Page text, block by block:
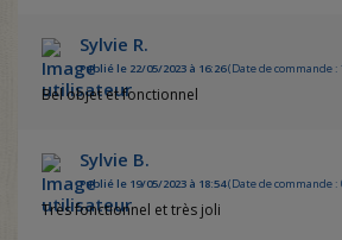
Sylvie R.
Publié le 22/05/2023 à 16:26(Date de commande :
Bel objet et fonctionnel
Sylvie B.
Publié le 19/05/2023 à 18:54(Date de commande :
Très fonctionnel et très joli